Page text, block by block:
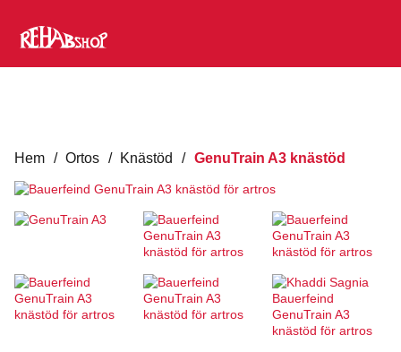
Hem / Ortos / Knästöd / GenuTrain A3 knästöd